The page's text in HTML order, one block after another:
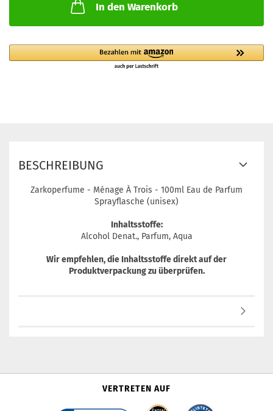
In den Warenkorb
BESCHREIBUNG
Zarkoperfume - Ménage À Trois - 100ml Eau de Parfum
Sprayflasche (unisex)
Inhaltsstoffe:
Alcohol Denat., Parfum, Aqua
Wir empfehlen, die Inhaltsstoffe direkt auf der
Produktverpackung zu überprüfen.
VERTRETEN AUF